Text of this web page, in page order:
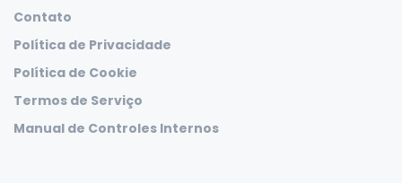
Contato
Política de Privacidade
Política de Cookie
Termos de Serviço
Manual de Controles Internos